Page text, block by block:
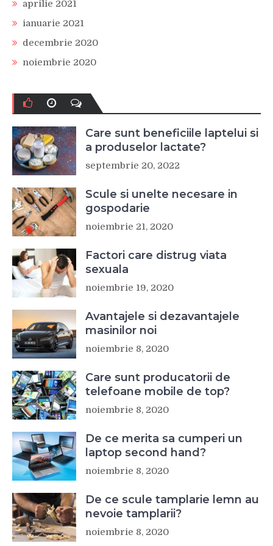
aprilie 2021
ianuarie 2021
decembrie 2020
noiembrie 2020
Care sunt beneficiile laptelui si
a produselor lactate?
septembrie 20, 2022
Scule si unelte necesare in
gospodarie
noiembrie 21, 2020
Factori care distrug viata
sexuala
noiembrie 19, 2020
Avantajele si dezavantajele
masinilor noi
noiembrie 8, 2020
Care sunt producatorii de
telefoane mobile de top?
noiembrie 8, 2020
De ce merita sa cumperi un
laptop second hand?
noiembrie 8, 2020
De ce scule tamplarie lemn au
nevoie tamplarii?
noiembrie 8, 2020